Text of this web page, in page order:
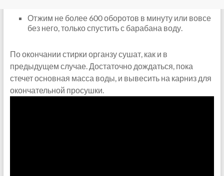
Отжим не более 600 оборотов в минуту или вовсе
без него, только спустить с барабана воду.
По окончании стирки органзу сушат, как и в
предыдущем случае. Достаточно дождаться, пока
стечет основная масса воды, и вывесить на карниз для
окончательной просушки.